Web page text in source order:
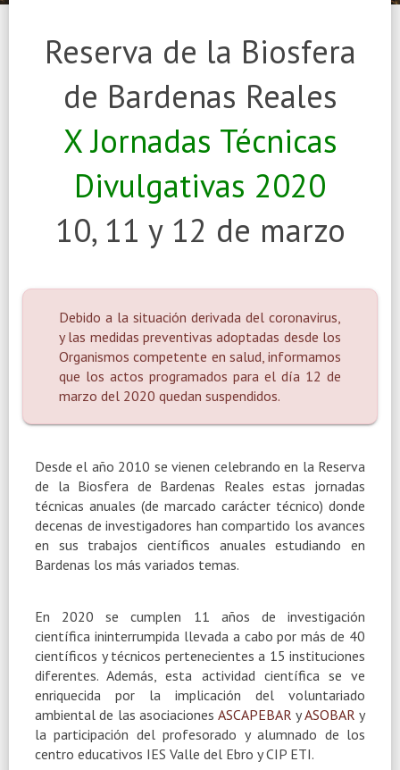
Reserva de la Biosfera
de Bardenas Reales
X Jornadas Técnicas
Divulgativas 2020
10, 11 y 12 de marzo
Debido a la situación derivada del coronavirus,
y las medidas preventivas adoptadas desde los
Organismos competente en salud, informamos
que los actos programados para el día 12 de
marzo del 2020 quedan suspendidos.
Desde el año 2010 se vienen celebrando en la Reserva
de la Biosfera de Bardenas Reales estas jornadas
técnicas anuales (de marcado carácter técnico) donde
decenas de investigadores han compartido los avances
en sus trabajos científicos anuales estudiando en
Bardenas los más variados temas.
En 2020 se cumplen 11 años de investigación
científica ininterrumpida llevada a cabo por más de 40
científicos y técnicos pertenecientes a 15 instituciones
diferentes. Además, esta actividad científica se ve
enriquecida por la implicación del voluntariado
ambiental de las asociaciones ASCAPEBAR yASOBAR y
la participación del profesorado y alumnado de los
centro educativos IES Valle del Ebro y CIP ETI.